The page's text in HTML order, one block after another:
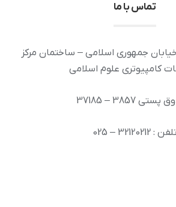
تماس با ما
جمهوری اسلامی – ساختمان مرکز
کامپیوتری علوم اسلامی
3857 – 37185
تلفن : 32120212 – 025